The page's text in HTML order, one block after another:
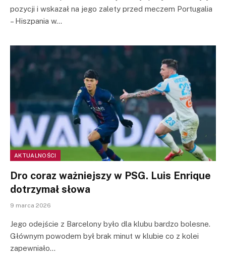
pozycji i wskazał na jego zalety przed meczem Portugalia
– Hiszpania w…
AKTUALNOŚCI
Dro coraz ważniejszy w PSG. Luis Enrique
dotrzymał słowa
9 marca 2026
Jego odejście z Barcelony było dla klubu bardzo bolesne.
Głównym powodem był brak minut w klubie co z kolei
zapewniało…